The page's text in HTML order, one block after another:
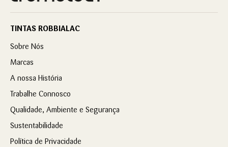
TINTAS ROBBIALAC
Sobre Nós
Marcas
A nossa História
Trabalhe Connosco
Qualidade, Ambiente e Segurança
Sustentabilidade
Política de Privacidade